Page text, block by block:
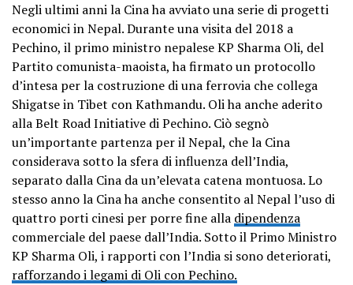
Negli ultimi anni la Cina ha avviato una serie di progetti
economici in Nepal. Durante una visita del 2018 a
Pechino, il primo ministro nepalese KP Sharma Oli, del
Partito comunista-maoista, ha firmato un protocollo
d’intesa per la costruzione di una ferrovia che collega
Shigatse in Tibet con Kathmandu. Oli ha anche aderito
alla Belt Road Initiative di Pechino. Ciò segnò
un’importante partenza per il Nepal, che la Cina
considerava sotto la sfera di influenza dell’India,
separato dalla Cina da un’elevata catena montuosa. Lo
stesso anno la Cina ha anche consentito al Nepal l’uso di
quattro porti cinesi per porre fine alla dipendenza
commerciale del paese dall’India. Sotto il Primo Ministro
KP Sharma Oli, i rapporti con l’India si sono deteriorati,
rafforzando i legami di Oli con Pechino.